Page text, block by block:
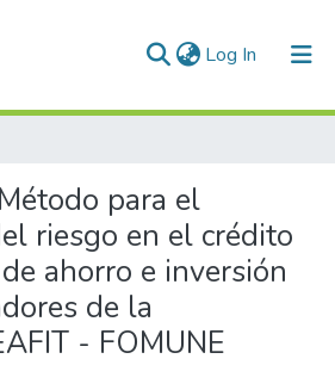
Log In (current)
para el
riesgo en el crédito
ahorro e inversión
de la
- FOMUNE